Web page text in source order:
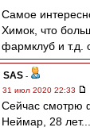
Самое
Химок, что
фармклуб и т.д.
SAS -
31 июл 2020 22:33
Сейчас смотрю
Неймар, 28